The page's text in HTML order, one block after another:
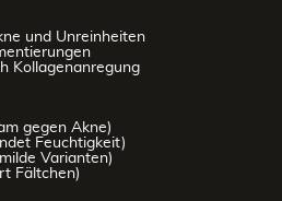
und Unreinheiten
Kollagenanregung
gegen Akne)
Feuchtigkeit)
Varianten)
Fältchen)